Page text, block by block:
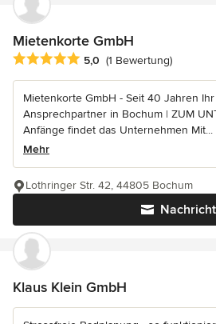
Mietenkorte GmbH
Durchschnittliche Bewertung: 5 von
5,0 (1 Bewertung)
Mietenkorte GmbH - Seit 40 Jahren
Ansprechpartner in Bochum | ZUM
Anfänge findet das Unternehmen Mit...
Mehr
Nachricht
Lothringer Str. 42, 44805 Bochum
Klaus Klein GmbH